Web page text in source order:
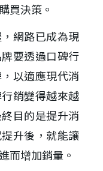
買決策。
網路已成為現
要透過口碑行
以適應現代消
銷變得越來越
目的是提升消
升後，就能讓
而增加銷量。